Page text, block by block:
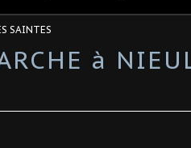
SAINTES
à